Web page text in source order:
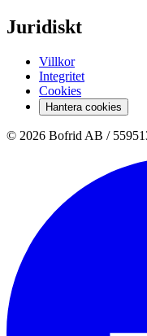
Juridiskt
Villkor
Integritet
Cookies
Hantera cookies
© 2026 Bofrid AB /